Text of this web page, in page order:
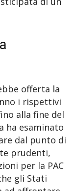
offerta la
i rispettivi
alla fine del
ha esaminato
dal punto di
prudenti,
per la PAC
gli Stati